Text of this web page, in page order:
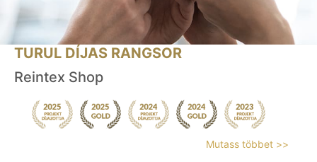
TURUL DÍJAS RANGSOR
Reintex Shop
Mutass többet >>